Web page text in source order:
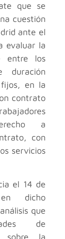
que se
cuestión
ante el
evaluar la
entre los
duración
en la
contrato
a
con
servicios
el 14 de
dicho
que
de
sobre la